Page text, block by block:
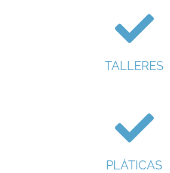
TALLERES
PLÁTICAS